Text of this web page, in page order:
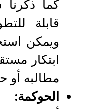
كما ذكرنا
قابلة
ويمكن
ابتكار
مطالبه أو
الحوكمة: